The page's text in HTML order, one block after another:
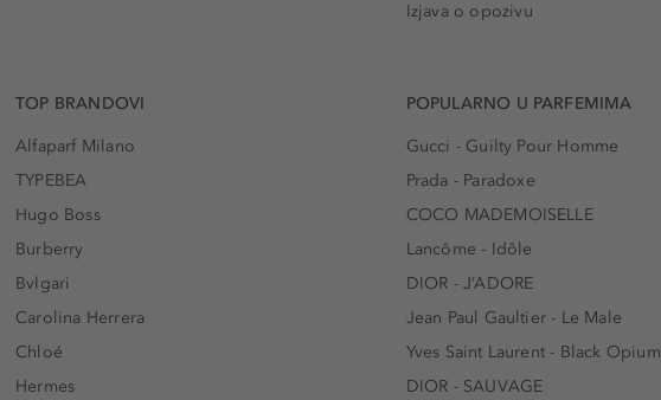
Izjava o opozivu
TOP BRANDOVI
Alfaparf Milano
TYPEBEA
Hugo Boss
Burberry
Bvlgari
Carolina Herrera
Chloé
Hermes
POPULARNO U PARFEMIMA
Gucci - Guilty Pour Homme
Prada - Paradoxe
COCO MADEMOISELLE
Lancôme - Idôle
DIOR - J’ADORE
Jean Paul Gaultier - Le Male
Yves Saint Laurent - Black Opium
DIOR - SAUVAGE